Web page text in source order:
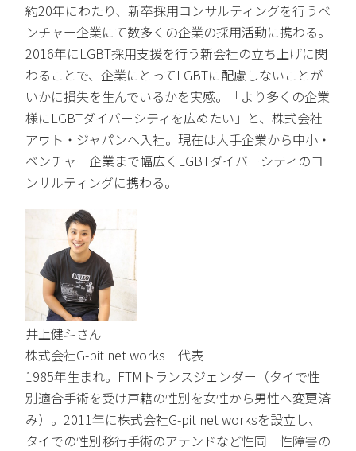
約20年にわたり、新卒採用コンサルティングを行うベ
ンチャー企業にて数多くの企業の採用活動に携わる。
2016年にLGBT採用支援を行う新会社の立ち上げに関
わることで、企業にとってLGBTに配慮しないことが
いかに損失を生んでいるかを実感。「より多くの企業
様にLGBTダイバーシティを広めたい」と、株式会社
アウト・ジャパンへ入社。現在は大手企業から中小・
ベンチャー企業まで幅広くLGBTダイバーシティのコ
ンサルティングに携わる。
井上健斗さん
株式会社G-pit net works 代表
1985年生まれ。FTMトランスジェンダー（タイで性
別適合手術を受け戸籍の性別を女性から男性へ変更済
み）。2011年に株式会社G-pit net worksを設立し、
タイでの性別移行手術のアテンドなど性同一性障害の